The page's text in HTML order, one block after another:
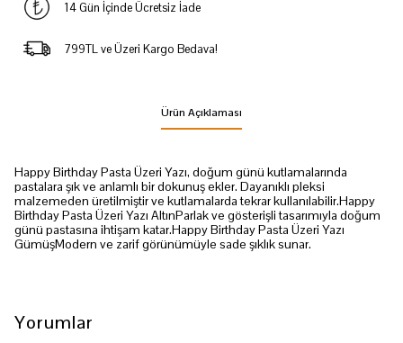
14 Gün İçinde Ücretsiz İade
799TL ve Üzeri Kargo Bedava!
Ürün Açıklaması
Happy Birthday Pasta Üzeri Yazı, doğum günü kutlamalarında
pastalara şık ve anlamlı bir dokunuş ekler. Dayanıklı pleksi
malzemeden üretilmiştir ve kutlamalarda tekrar kullanılabilir.Happy
Birthday Pasta Üzeri Yazı AltınParlak ve gösterişli tasarımıyla doğum
günü pastasına ihtişam katar.Happy Birthday Pasta Üzeri Yazı
GümüşModern ve zarif görünümüyle sade şıklık sunar.
Yorumlar